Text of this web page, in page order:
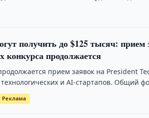
получить до $125 тысяч: прием
конкурса продолжается
прием заявок на President
и AI-стартапов. Общий
Реклама